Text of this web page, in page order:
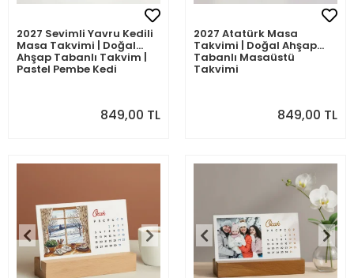
2027 Sevimli Yavru Kedili
Masa Takvimi | Doğal
Ahşap Tabanlı Takvim |
Pastel Pembe Kedi
849,00 TL
2027 Atatürk Masa
Takvimi | Doğal Ahşap
Tabanlı Masaüstü
Takvimi
849,00 TL